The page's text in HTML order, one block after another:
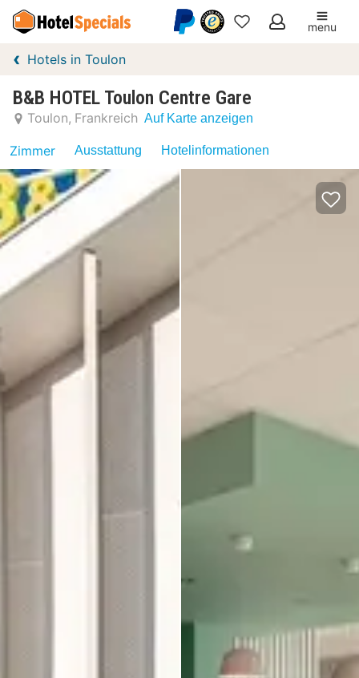
Meine
menu
Hotels in Toulon
B&B HOTEL Toulon Centre Gare
Toulon Frankreich Auf Karte anzeigen
Zimmer Ausstattung Hotelinformationen